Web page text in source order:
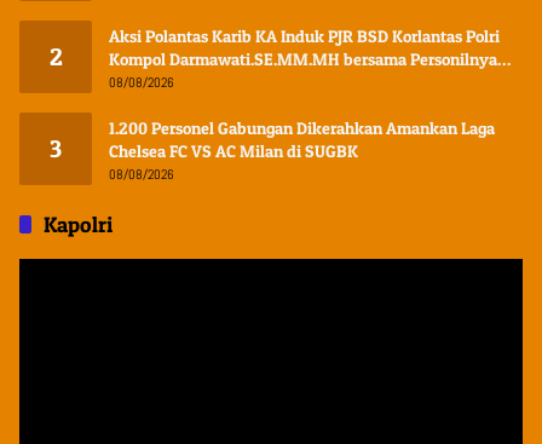
2
Aksi Polantas Karib KA Induk PJR BSD Korlantas Polri
Kompol Darmawati.SE.MM.MH bersama Personilnya
Membagikan Bendera Merah Putih Berserta Tiangnya
08/08/2026
3
1.200 Personel Gabungan Dikerahkan Amankan Laga
Chelsea FC VS AC Milan di SUGBK
08/08/2026
Kapolri